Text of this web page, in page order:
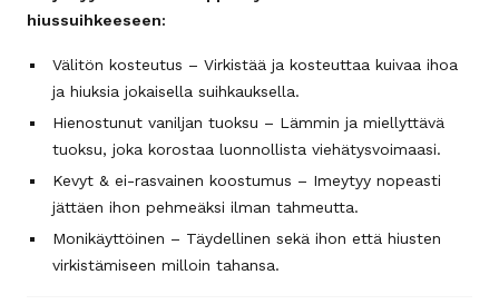
hiussuihkeeseen:
Välitön kosteutus – Virkistää ja kosteuttaa kuivaa ihoa
ja hiuksia jokaisella suihkauksella.
Hienostunut vaniljan tuoksu – Lämmin ja miellyttävä
tuoksu, joka korostaa luonnollista viehätysvoimaasi.
Kevyt & ei-rasvainen koostumus – Imeytyy nopeasti
jättäen ihon pehmeäksi ilman tahmeutta.
Monikäyttöinen – Täydellinen sekä ihon että hiusten
virkistämiseen milloin tahansa.